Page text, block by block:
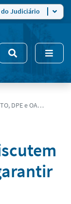
do Judiciário
OAB discutem ferramentas para garantir acessibilidade